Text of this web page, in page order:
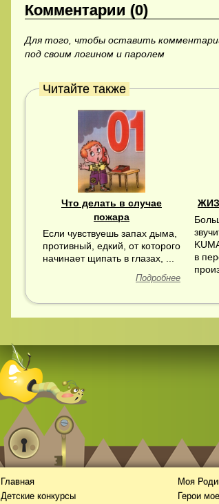
Комментарии (0)
Для того, чтобы оставить
под своим логином и паролем
Читайте также
Что делать в случае
пожара
Если чувствуешь запах дыма,
противный, едкий, от которого
начинает щипать в глазах, ...
Подробнее
в
Главная
Детские конкурсы
Моя
Герои